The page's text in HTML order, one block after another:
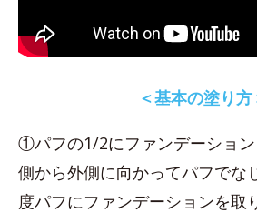
＜基本の塗り方
①パフの1/2にファンデーショ
側から外側に向かってパフでな
度パフにファンデーションを取